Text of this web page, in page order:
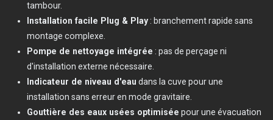
tambour.
Installation facile Plug & Play : branchement rapide sans
montage complexe.
Pompe de nettoyage intégrée : pas de perçage ni
d'installation externe nécessaire.
Indicateur de niveau d'eau dans la cuve pour une
installation sans erreur en mode gravitaire.
Gouttière des eaux usées optimisée pour une évacuation